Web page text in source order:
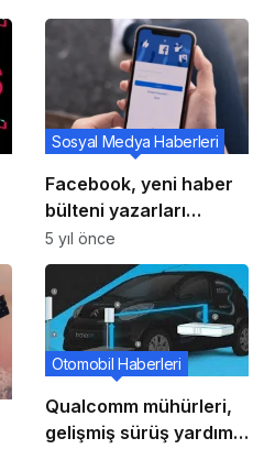
Facebook, yeni haber
bülteni yazarları
edinirken istihdam
fırsatları oluşturmak
için Coursera ile
ortaklık kuruyor
Sosyal Medya Haberleri
5 yıl önce
Qualcomm mühürleri,
gelişmiş sürüş yardımı
Otomobil Haberleri